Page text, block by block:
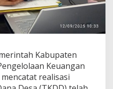
Kabupaten
Keuangan
realisasi